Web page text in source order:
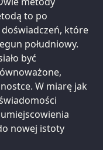
to po
które
południowy.
być
W miarę jak
nowej istoty